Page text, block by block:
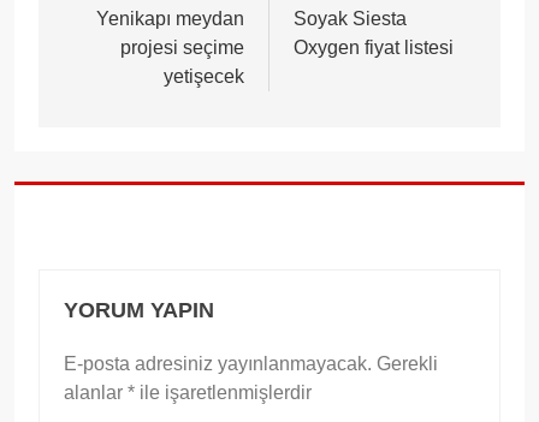
gezinmesi
Yenikapı meydan
projesi seçime
yetişecek
Soyak Siesta
Oxygen fiyat listesi
YORUM YAPIN
E-posta adresiniz yayınlanmayacak. Gerekli
alanlar * ile işaretlenmişlerdir